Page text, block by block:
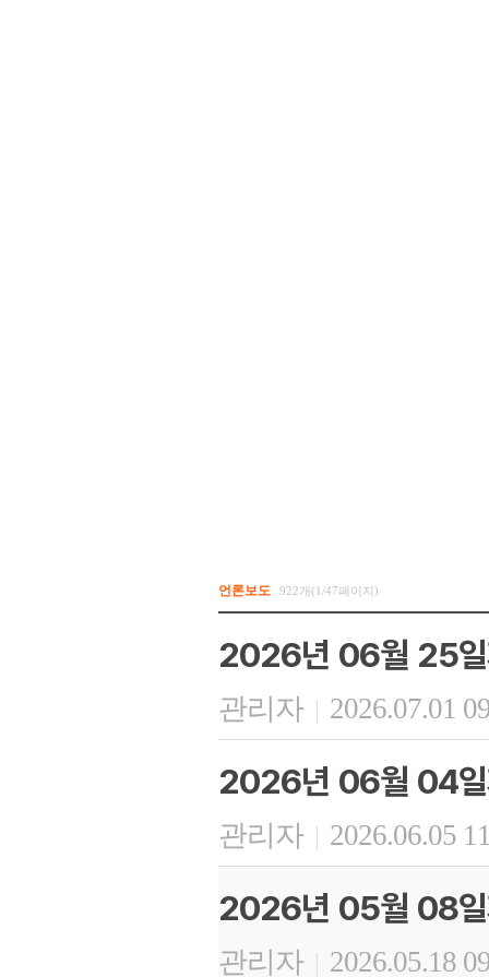
언론보도 922개(1/47페이지)
2026년 06월 25일
관리자 | 2026.07.01
2026년 06월 04일
관리자 | 2026.06.05
2026년 05월 08일
관리자 | 2026.05.18